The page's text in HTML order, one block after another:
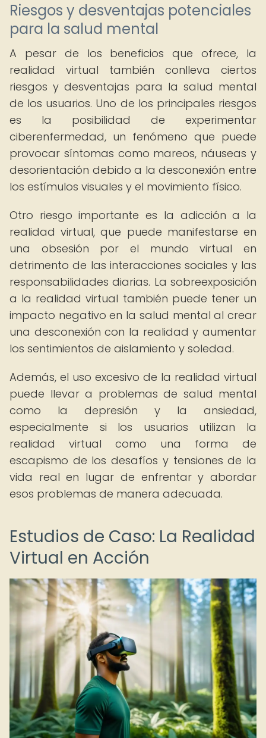
Riesgos y desventajas potenciales
para la salud mental
A pesar de los beneficios que ofrece, la
realidad virtual también conlleva ciertos
riesgos y desventajas para la salud mental
de los usuarios. Uno de los principales riesgos
es la posibilidad de experimentar
ciberenfermedad, un fenómeno que puede
provocar síntomas como mareos, náuseas y
desorientación debido a la desconexión entre
los estímulos visuales y el movimiento físico.
Otro riesgo importante es la adicción a la
realidad virtual, que puede manifestarse en
una obsesión por el mundo virtual en
detrimento de las interacciones sociales y las
responsabilidades diarias. La sobreexposición
a la realidad virtual también puede tener un
impacto negativo en la salud mental al crear
una desconexión con la realidad y aumentar
los sentimientos de aislamiento y soledad.
Además, el uso excesivo de la realidad virtual
puede llevar a problemas de salud mental
como la depresión y la ansiedad,
especialmente si los usuarios utilizan la
realidad virtual como una forma de
escapismo de los desafíos y tensiones de la
vida real en lugar de enfrentar y abordar
esos problemas de manera adecuada.
Estudios de Caso: La Realidad
Virtual en Acción